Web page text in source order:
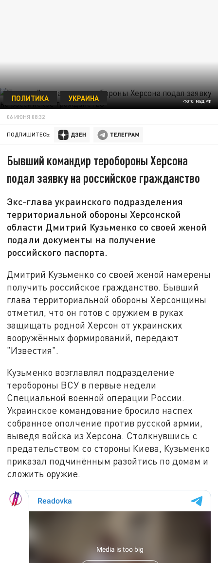
ФОТО: МВД.РФ
ПОЛИТИКА УКРАИНА
06 ИЮНЯ 08:32
ПОДПИШИТЕСЬ:
Бывший командир теробороны Херсона
подал заявку на российское гражданство
Экс-глава украинского подразделения
территориальной обороны Херсонской
области Дмитрий Кузьменко со своей женой
подали документы на получение
российского паспорта.
Дмитрий Кузьменко со своей женой намерены
получить российское гражданство. Бывший
глава территориальной обороны Херсонщины
отметил, что он готов с оружием в руках
защищать родной Херсон от украинских
вооружённых формирований, передают
"Известия".
Кузьменко возглавлял подразделение
теробороны ВСУ в первые недели
Специальной военной операции России.
Украинское командование бросило наспех
собранное ополчение против русской армии,
выведя войска из Херсона. Столкнувшись с
предательством со стороны Киева, Кузьменко
приказал подчинённым разойтись по домам и
сложить оружие.